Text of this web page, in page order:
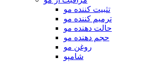
تثبیت کننده مو
ترمیم کننده مو
حالت دهنده مو
حجم دهنده مو
روغن مو
شامپو